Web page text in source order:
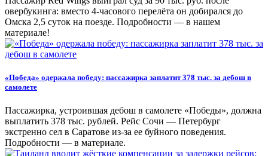
овербукинга: вместо 4-часового перелёта он добирался до
Омска 2,5 суток на поезде. Подробности — в нашем
материале!
«Победа» одержала победу: пассажирка заплатит 378 тыс. за дебош в
самолете
Пассажирка, устроившая дебош в самолете «Победы», должна
выплатить 378 тыс. рублей. Рейс Сочи — Петербург
экстренно сел в Саратове из-за ее буйного поведения.
Подробности — в материале.